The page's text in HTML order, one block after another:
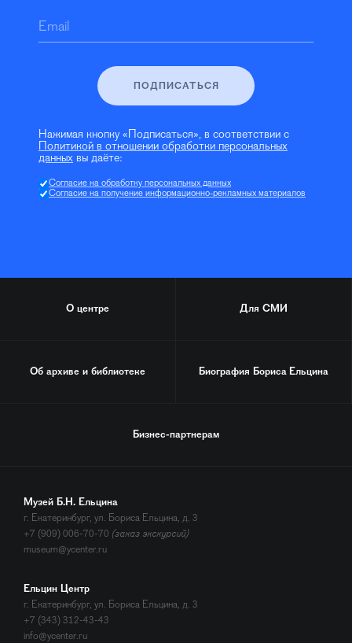
Email
ПОДПИСАТЬСЯ
Нажимая кнопку «Подписаться», в соответствии с
Политикой в отношении обработки персональных
данных вы даёте:
Согласие на обработку персональных данных
Согласие на получение информационно-рекламных материалов
О центре Для СМИ
Об архиве и библиотеке Биография Бориса Ельцина
Бизнес-партнерам
Музей Б.Н. Ельцина
г. Екатеринбург, ул. Бориса Ельцина, д. 3
+7 (909) 006-70-70 (заказ экскурсий)
museum@ycenter.ru
Ельцин Центр
г. Екатеринбург, ул. Бориса Ельцина, д. 3
+7 (343) 312-43-43
info@ycenter.ru